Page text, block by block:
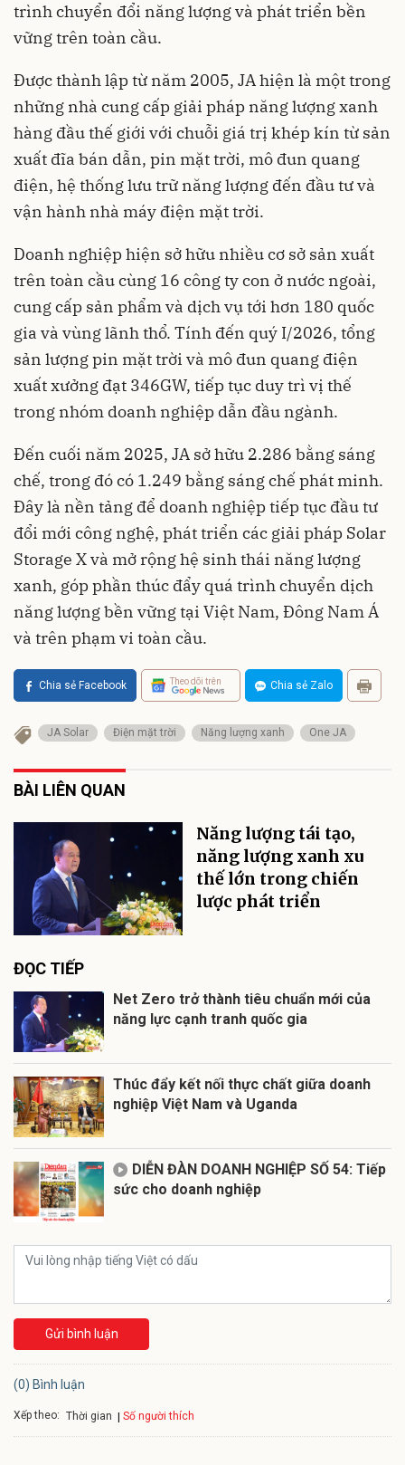
trình chuyển đổi năng lượng và phát triển bền
vững trên toàn cầu.
Được thành lập từ năm 2005, JA hiện là một trong
những nhà cung cấp giải pháp năng lượng xanh
hàng đầu thế giới với chuỗi giá trị khép kín từ sản
xuất đĩa bán dẫn, pin mặt trời, mô đun quang
điện, hệ thống lưu trữ năng lượng đến đầu tư và
vận hành nhà máy điện mặt trời.
Doanh nghiệp hiện sở hữu nhiều cơ sở sản xuất
trên toàn cầu cùng 16 công ty con ở nước ngoài,
cung cấp sản phẩm và dịch vụ tới hơn 180 quốc
gia và vùng lãnh thổ. Tính đến quý I/2026, tổng
sản lượng pin mặt trời và mô đun quang điện
xuất xưởng đạt 346GW, tiếp tục duy trì vị thế
trong nhóm doanh nghiệp dẫn đầu ngành.
Đến cuối năm 2025, JA sở hữu 2.286 bằng sáng
chế, trong đó có 1.249 bằng sáng chế phát minh.
Đây là nền tảng để doanh nghiệp tiếp tục đầu tư
đổi mới công nghệ, phát triển các giải pháp Solar
Storage X và mở rộng hệ sinh thái năng lượng
xanh, góp phần thúc đẩy quá trình chuyển dịch
năng lượng bền vững tại Việt Nam, Đông Nam Á
và trên phạm vi toàn cầu.
Chia sẻ Facebook Theo dõi trên Chia sẻ Zalo
JA Solar Điện mặt trời Năng lượng xanh One JA
BÀI LIÊN QUAN
Năng lượng tái tạo,
năng lượng xanh xu
thế lớn trong chiến
lược phát triển
ĐỌC TIẾP
Net Zero trở thành tiêu chuẩn mới của
năng lực cạnh tranh quốc gia
Thúc đẩy kết nối thực chất giữa doanh
nghiệp Việt Nam và Uganda
DIỄN ĐÀN DOANH NGHIỆP SỐ 54: Tiếp
sức cho doanh nghiệp
Gửi bình luận
(0) Bình luận
Xếp theo: Thời gian Số người thích